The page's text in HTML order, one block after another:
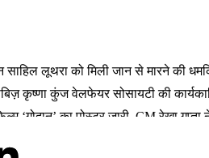
लूथरा को मिली जान से मारने की
कृष्णा कुंज वेलफेयर सोसायटी की
‘गोदान’ का पोस्टर जारी, CM रेखा
की उम्र में कंपनी शुरू की और 22 की उम्र